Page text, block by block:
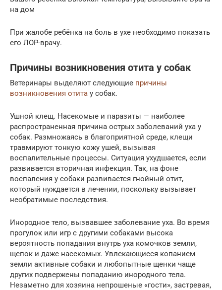
на дом
При жалобе ребёнка на боль в ухе необходимо показать
его ЛОР-врачу.
Причины возникновения отита у собак
Ветеринары выделяют следующие причины
возникновения отита у собак.
Ушной клещ. Насекомые и паразиты — наиболее
распространенная причина острых заболеваний уха у
собак. Размножаясь в благоприятной среде, клещи
травмируют тонкую кожу ушей, вызывая
воспалительные процессы. Ситуация ухудшается, если
развивается вторичная инфекция. Так, на фоне
воспаления у собаки развивается гнойный отит,
который нуждается в лечении, поскольку вызывает
необратимые последствия.
Инородное тело, вызвавшее заболевание уха. Во время
прогулок или игр с другими собаками высока
вероятность попадания внутрь уха комочков земли,
щепок и даже насекомых. Увлекающиеся копанием
земли активные собаки и любопытные щенки чаще
других подвержены попаданию инородного тела.
Незаметно для хозяина непрошеные «гости», застревая,